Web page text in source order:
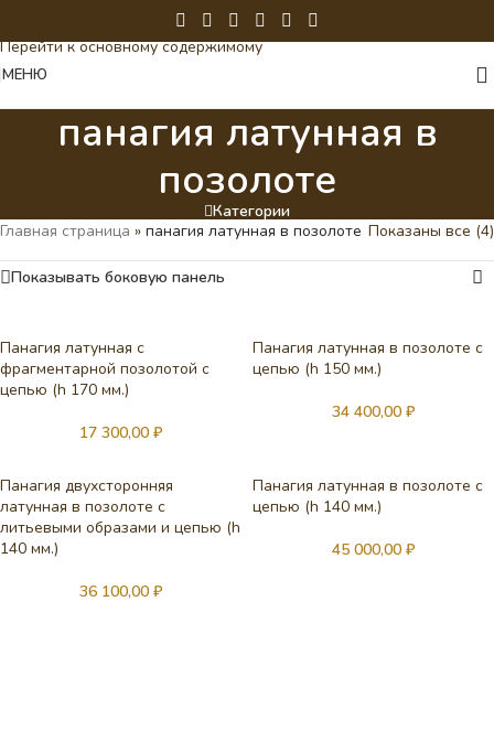
Перейти к основному содержимому
МЕНЮ
панагия латунная в
позолоте
Категории
Главная страница » панагия латунная в позолоте Показаны все (4)
Показывать боковую панель
Панагия латунная с
фрагментарной позолотой с
цепью (h 170 мм.)
17 300,00 ₽
Панагия латунная в позолоте с
цепью (h 150 мм.)
34 400,00 ₽
Панагия двухсторонняя
латунная в позолоте с
литьевыми образами и цепью (h
140 мм.)
36 100,00 ₽
Панагия латунная в позолоте с
цепью (h 140 мм.)
45 000,00 ₽